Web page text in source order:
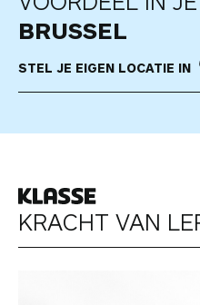
BRUSSEL
STEL JE EIGEN LOCATIE IN
k
l
a
KRACHT VAN